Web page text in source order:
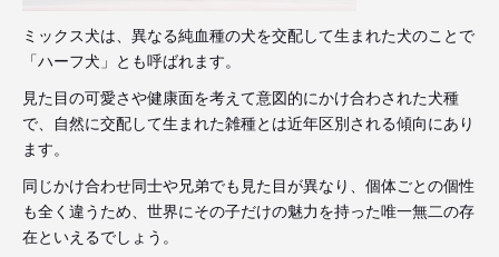
ミックス犬は、異なる純血種の犬を交配して生まれた犬のことで
「ハーフ犬」とも呼ばれます。
見た目の可愛さや健康面を考えて意図的にかけ合わされた犬種
で、自然に交配して生まれた雑種とは近年区別される傾向にあり
ます。
同じかけ合わせ同士や兄弟でも見た目が異なり、個体ごとの個性
も全く違うため、世界にその子だけの魅力を持った唯一無二の存
在といえるでしょう。